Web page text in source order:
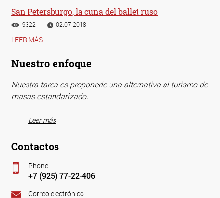
San Petersburgo, la cuna del ballet ruso
9322 02.07.2018
LEER MÁS
Nuestro enfoque
Nuestra tarea es proponerle una alternativa al turismo de
masas estandarizado.
Leer más
Contactos
Phone:
+7 (925) 77-22-406
Correo electrónico: